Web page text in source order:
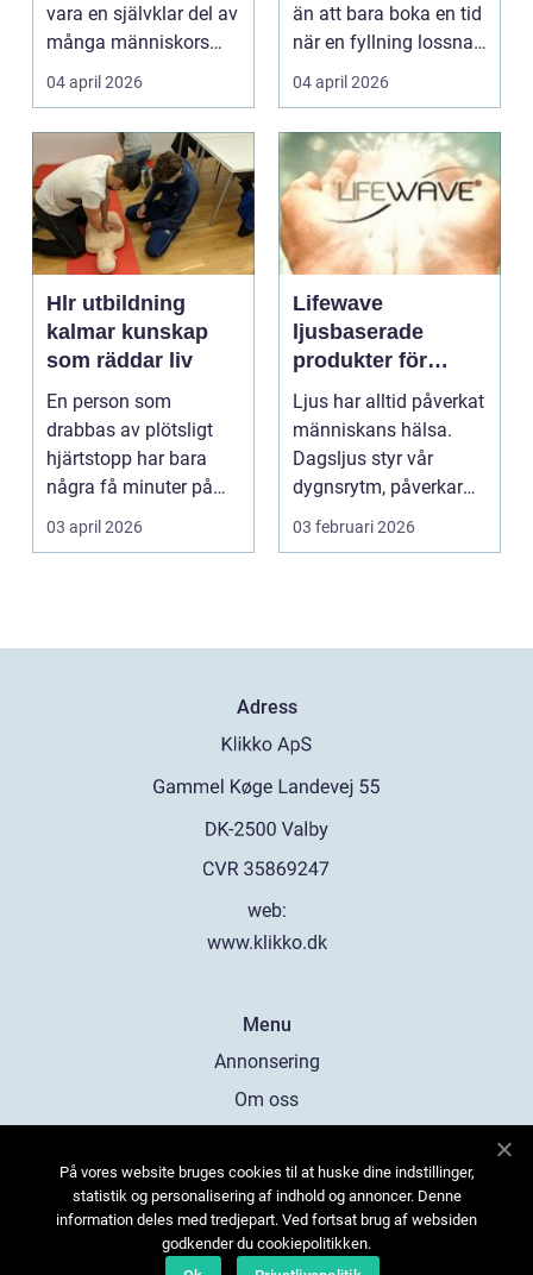
vara en självklar del av
många människors
friskvård. ...
04 april 2026
än att bara boka en tid
när en fyllning lossnar
eller en ...
04 april 2026
Hlr utbildning
kalmar kunskap
som räddar liv
En person som
drabbas av plötsligt
hjärtstopp har bara
några få minuter på
sig. För varje minut
utan...
03 april 2026
Lifewave
ljusbaserade
produkter för
hälsa och
välbefinnande
Ljus har alltid påverkat
människans hälsa.
Dagsljus styr vår
dygnsrytm, påverkar
humör, sömn och ene...
03 februari 2026
Adress
web:
www.klikko.dk
Menu
Annonsering
Om oss
Kontakta oss
Sitemap
På vores website bruges cookies til at huske dine indstillinger,
statistik og personalisering af indhold og annoncer. Denne
information deles med tredjepart. Ved fortsat brug af websiden
godkender du cookiepolitikken.